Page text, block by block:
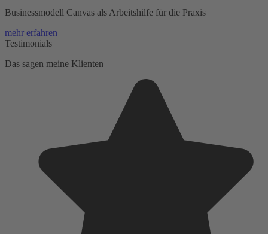
Businessmodell Canvas als Arbeitshilfe für die Praxis
mehr erfahren
Testimonials
Das sagen meine Klienten